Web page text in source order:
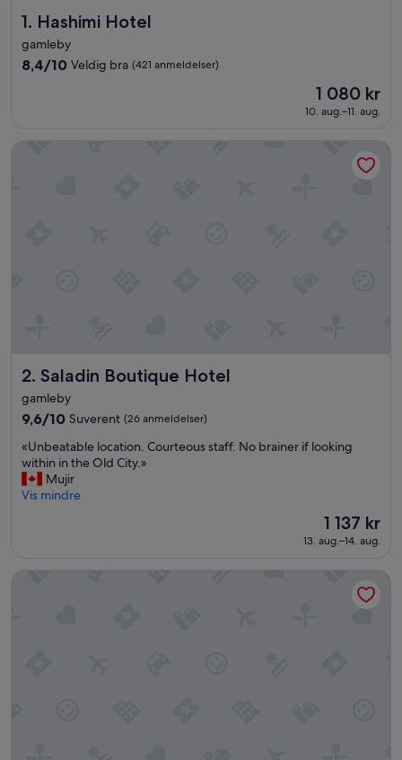
1. Hashimi Hotel
Hashimi Hotel
gamleby
8.4
(421
8,4/10 Veldig bra (421 anmeldelser)
Prisen
1 080 kr
1 080 kr
10. aug.–11. aug.
2. Saladin Boutique Hotel
Saladin Boutique Hotel
gamleby
9.6
10,
Suverent,
(26
anmeldelser)
9,6/10 Suverent (26 anmeldelser)
«
U
n
b
b
«Unbeatable location. Courteous staff. No brainer if looking
within in the Old City.»
Mujir
Vis mindre
Prisen
er
1 137 kr
1 137 kr
13. aug.–14. aug.